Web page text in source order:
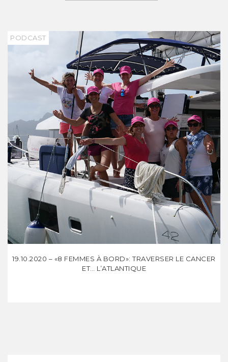
PODCAST
19.10.2020 – «8 FEMMES À BORD»: TRAVERSER LE CANCER
ET… L’ATLANTIQUE